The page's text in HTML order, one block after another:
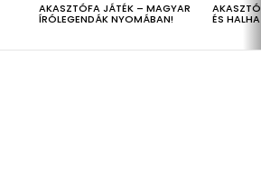
AKASZTÓFA JÁTÉK – MAGYAR
ÍRÓLEGENDÁK NYOMÁBAN! ÉS